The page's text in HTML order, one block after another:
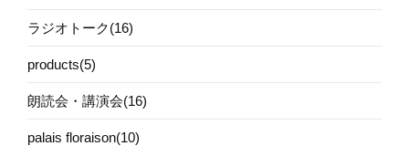
ラジオトーク(16)
products(5)
朗読会・講演会(16)
palais floraison(10)